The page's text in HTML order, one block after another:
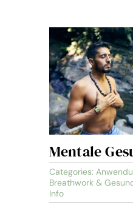
Mentale
Categories:
Breathwork &
Info